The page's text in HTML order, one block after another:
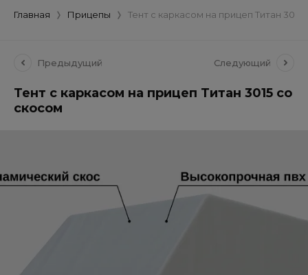
Главная Прицепы Тент с каркасом на прицеп Титан 3015
Предыдущий Следующий
Тент с каркасом на прицеп Титан 3015 со
скосом